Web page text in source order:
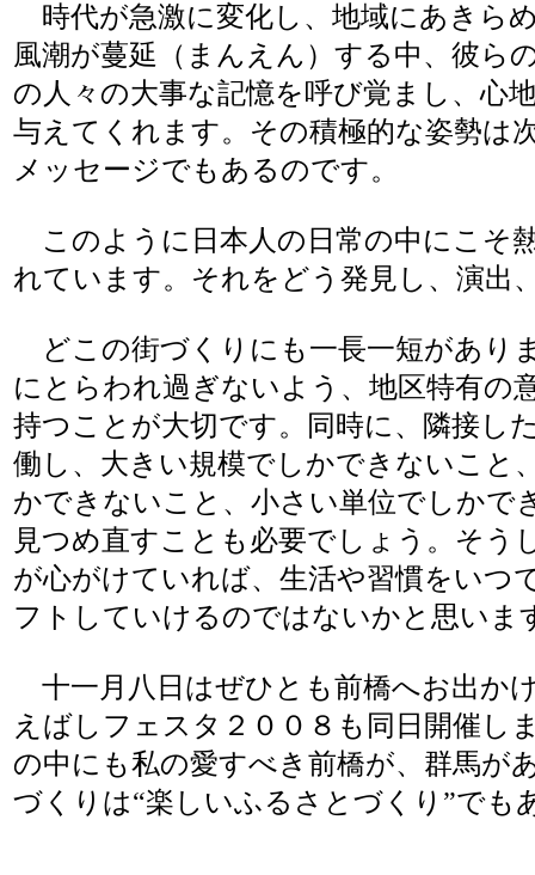
時代が急激に変化し、地域にあきら
風潮が蔓延（まんえん）する中、彼ら
の人々の大事な記憶を呼び覚まし、心
与えてくれます。その積極的な姿勢は
メッセージでもあるのです。
このように日本人の日常の中にこそ
れています。それをどう発見し、演出
どこの街づくりにも一長一短があり
にとらわれ過ぎないよう、地区特有の
持つことが大切です。同時に、隣接し
働し、大きい規模でしかできないこと
かできないこと、小さい単位でしかで
見つめ直すことも必要でしょう。そう
が心がけていれば、生活や習慣をいつ
フトしていけるのではないかと思いま
十一月八日はぜひとも前橋へお出か
えばしフェスタ２００８も同日開催し
の中にも私の愛すべき前橋が、群馬が
づくりは“楽しいふるさとづくり”でも